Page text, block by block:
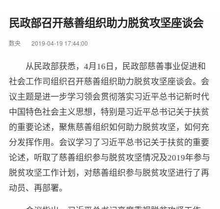
民政部召开慈善组织助力脱贫攻坚座谈会
数央 2019-04-19 17:44:00
从民政部获悉，4月16日，民政部慈善事业促进和
社会工作司组织召开慈善组织助力脱贫攻坚座谈会。会
议主题是进一步学习领会贯彻落实习近平总书记新时代
中国特色社会主义思想，特别是习近平总书记关于扶贫
的重要论述，聚焦慈善组织如何助力脱贫攻坚，如何充
分发挥作用。会议学习了习近平总书记关于扶贫的重要
论述，听取了慈善组织参与脱贫攻坚情况及2019年参与
脱贫攻坚工作计划，对慈善组织参与脱贫攻坚进行了再
动员、再部署。